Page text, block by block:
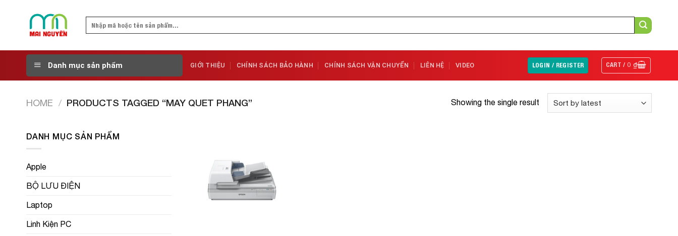
Search
Danh mục sản phẩm GIỚI THIỆU CHÍNH SÁCH BẢO HÀNH CHÍNH SÁCH VẬN CHUYỂN LIÊN HỆ VIDEO LOGIN / REGISTER CART /0₫
HOME / PRODUCTS TAGGED “MAY QUET PHANG” Showing the single result
DANH MỤC SẢN PHẨM
Apple
BỘ LƯU ĐIỆN
Laptop
Linh Kiện PC
Wishlist